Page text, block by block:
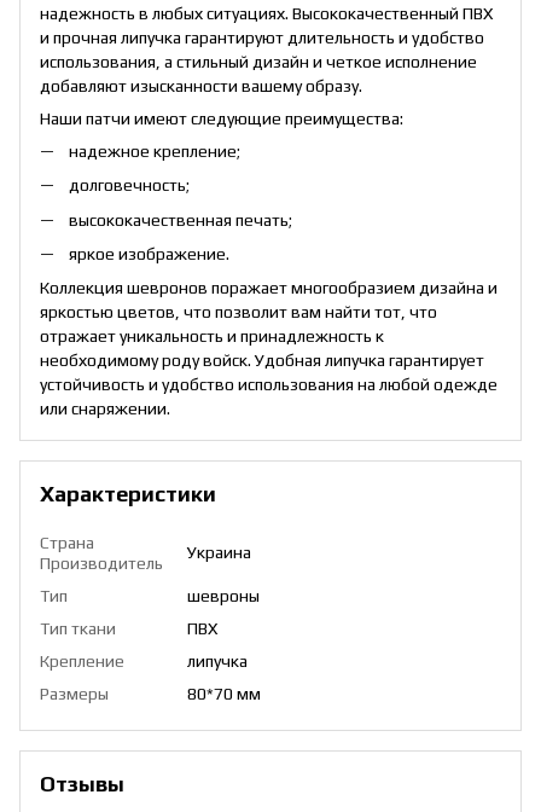
надежность в любых ситуациях. Высококачественный ПВХ
и прочная липучка гарантируют длительность и удобство
использования, а стильный дизайн и четкое исполнение
добавляют изысканности вашему образу.
Наши патчи имеют следующие преимущества:
надежное крепление;
долговечность;
высококачественная печать;
яркое изображение.
Коллекция шевронов поражает многообразием дизайна и
яркостью цветов, что позволит вам найти тот, что
отражает уникальность и принадлежность к
необходимому роду войск. Удобная липучка гарантирует
устойчивость и удобство использования на любой одежде
или снаряжении.
Характеристики
Страна
Производитель
Украина
Тип
шевроны
Тип ткани
ПВХ
Крепление
липучка
Размеры
80*70 мм
Отзывы